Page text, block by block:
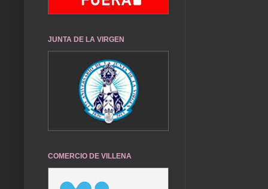
JUNTA DE LA VIRGEN
COMERCIO DE VILLENA